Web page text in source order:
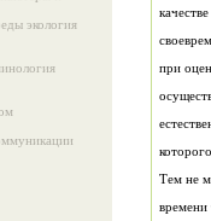
экология
при
Тем не